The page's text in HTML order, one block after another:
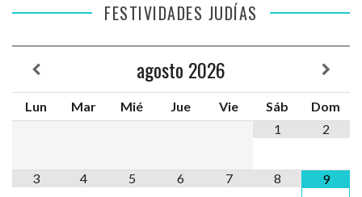
FESTIVIDADES JUDÍAS
agosto 2026
Lun Mar Mié Jue Vie Sáb
Dom
1
2
3 4 5 6 7 8 9